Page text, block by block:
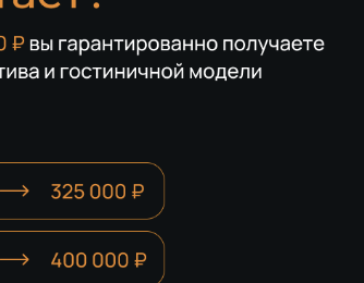
порог входа
контроле государства.
годовых